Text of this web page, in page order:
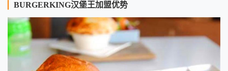
BURGERKING汉堡王加盟优势